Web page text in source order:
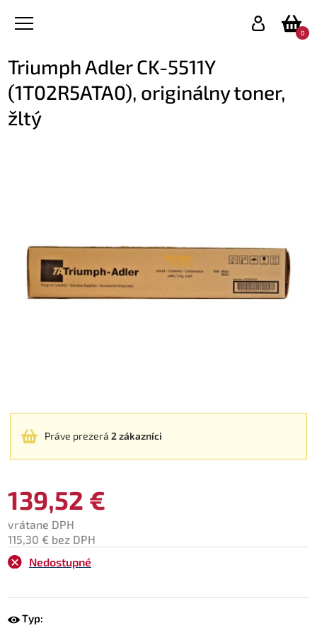
0
Triumph Adler CK-5511Y
(1T02R5ATA0), originálny toner,
žltý
Práve prezerá 2 zákazníci
139,52 €
vrátane DPH
115,30 € bez DPH
Nedostupné
Typ: